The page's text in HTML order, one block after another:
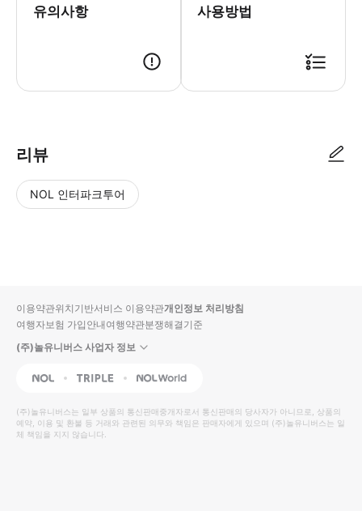
유의사항 사용방법
리뷰
NOL 인터파크투어
입니
다.
높
은
순
동
영
상
순
상
이용약관위치기반서비스 이용약관개인정보 처리방침
여행자보험 가입안내여행약관분쟁해결기준
(주)놀유니버스 사업자 정보
NOL Triple Interpark Global
(주)놀유니버스는 일부 상품의 통신판매중개자로서 통신판매의 당사자가 아니므로, 상품의
예약, 이용 및 환불 등 거래와 관련된 의무와 책임은 판매자에게 있으며 (주)놀유니버스는 일
체 책임을 지지 않습니다.